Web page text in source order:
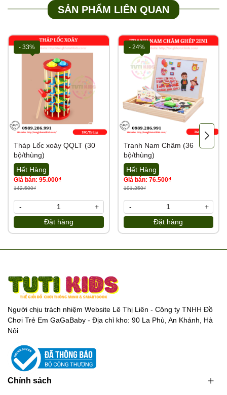
SẢN PHẨM LIÊN QUAN
- 33%
Tháp Lốc xoáy QQLT (30
bộ/thùng)
Hết Hàng
Giá bán: 95.000₫
142.500₫
Đặt hàng
- +
- 24%
Tranh Nam Châm (36
bộ/thùng)
Hết Hàng
Giá bán: 76.500₫
101.250₫
Đặt hàng
- +
Người chịu trách nhiệm Website Lê Thị Liên - Công ty TNHH Đồ
Chơi Trẻ Em GaGaBaby - Địa chỉ kho: 90 La Phù, An Khánh, Hà
Nội
Chính sách